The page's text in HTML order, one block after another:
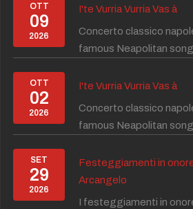
OTT
09
2026
I'te Vurria Vurria Vas à
Concerto classico
famous Neapolitan
OTT
02
2026
I'te Vurria Vurria Vas à
Concerto classico
famous Neapolitan
SET
29
2026
Festeggiamenti in
Arcangelo
I festeggiamenti in